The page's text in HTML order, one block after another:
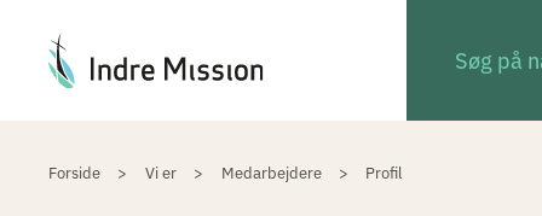
Forside Vi er Medarbejdere Profil